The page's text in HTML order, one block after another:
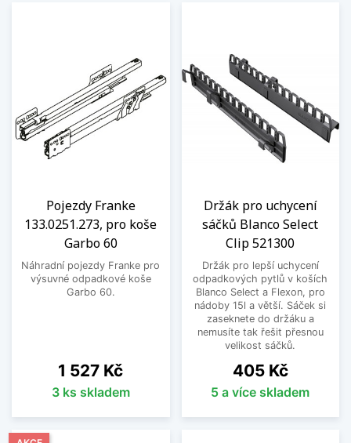
Pojezdy Franke
133.0251.273, pro koše
Garbo 60
Náhradní pojezdy Franke pro
výsuvné odpadkové koše
Garbo 60.
Cena
1 527 Kč
3 ks skladem
Držák pro uchycení
sáčků Blanco Select
Clip 521300
Držák pro lepší uchycení
odpadkových pytlů v koších
Blanco Select a Flexon, pro
nádoby 15l a větší. Sáček si
zaseknete do držáku a
nemusíte tak řešit přesnou
velikost sáčků.
Cena
405 Kč
5 a více skladem